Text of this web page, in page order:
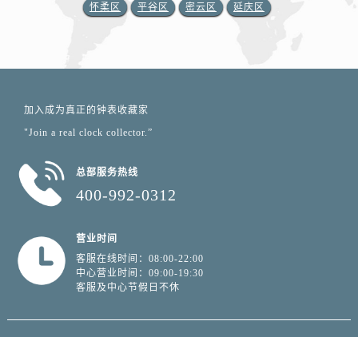
怀柔区 平谷区 密云区 延庆区
加入成为真正的钟表收藏家
"Join a real clock collector.”
总部服务热线
400-992-0312
营业时间
客服在线时间：08:00-22:00
中心营业时间：09:00-19:30
客服及中心节假日不休